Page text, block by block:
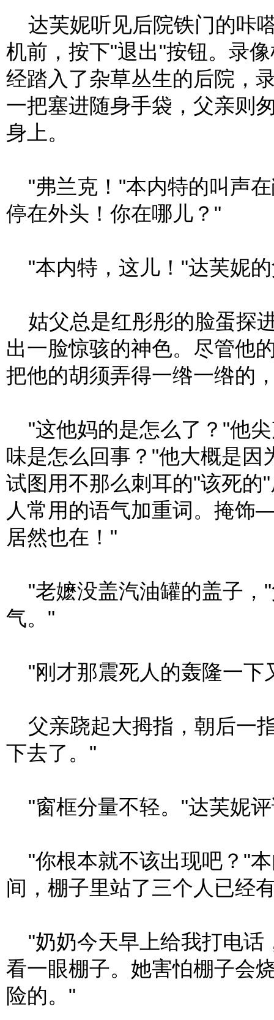
达芙妮听见后院铁门的咔
机前，按下"退出"按钮。录
经踏入了杂草丛生的后院，
一把塞进随身手袋，父亲则
身上。
"弗兰克！"本内特的叫声
停在外头！你在哪儿？"
"本内特，这儿！"达芙妮
姑父总是红彤彤的脸蛋探
出一脸惊骇的神色。尽管他
把他的胡须弄得一绺一绺的
"这他妈的是怎么了？"他
味是怎么回事？"他大概是因
试图用不那么刺耳的"该死的
人常用的语气加重词。掩
居然也在！"
"老嬷没盖汽油罐的盖子，
气。"
"刚才那震死人的轰隆一下
父亲跷起大拇指，朝后一
下去了。"
"窗框分量不轻。"达芙妮
"你根本就不该出现吧？"
间，棚子里站了三个人已经
"奶奶今天早上给我打电话
看一眼棚子。她害怕棚子
险的。"